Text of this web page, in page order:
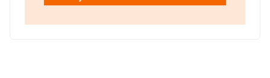
las compañías asciende a los 3 millones de euros.
base de datos de INFORMA aparecen 89 empresas,